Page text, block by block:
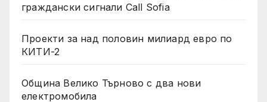
граждански сигнали Call Sofia
Проекти за над половин милиард евро по
КИТИ-2
Община Велико Търново с два нови
електромобила